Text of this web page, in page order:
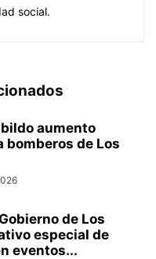
social.
aumento
bomberos de Los
de Los
especial de
eventos...